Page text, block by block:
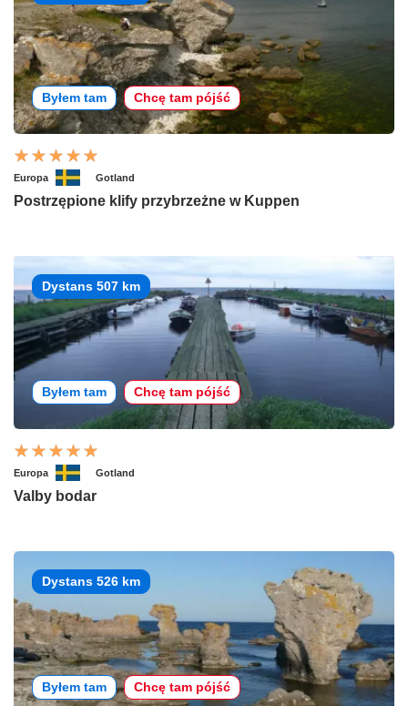
Byłem tam Chcę tam pójść
Europa Gotland
Postrzępione klify przybrzeżne w Kuppen
Dystans 507 km
Byłem tam Chcę tam pójść
Europa Gotland
Valby bodar
Dystans 526 km
Byłem tam Chcę tam pójść